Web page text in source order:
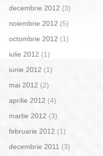
decembrie 2012 (3)
noiembrie 2012 (5)
octombrie 2012 (1)
iulie 2012 (1)
iunie 2012 (1)
mai 2012 (2)
aprilie 2012 (4)
martie 2012 (3)
februarie 2012 (1)
decembrie 2011 (3)